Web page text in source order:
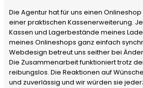
Die Agentur hat für uns einen
einer praktischen Kassenerweiterung.
Kassen und Lagerbestände meines
meines Onlineshops ganz einfach
Webdesign betreut uns seither bei
Die Zusammenarbeit funktioniert trotz
reibungslos. Die Reaktionen auf
und zuverlässig und wir würden sie